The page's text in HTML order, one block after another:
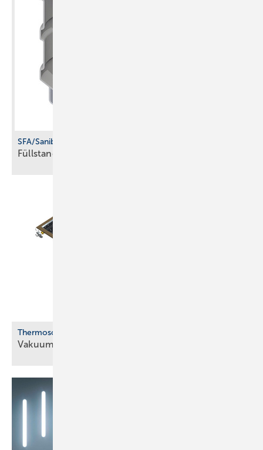
SFA/Sanibroy
Füllstandmessung per
Therm osolar
Vakuum-Flachkollektor für